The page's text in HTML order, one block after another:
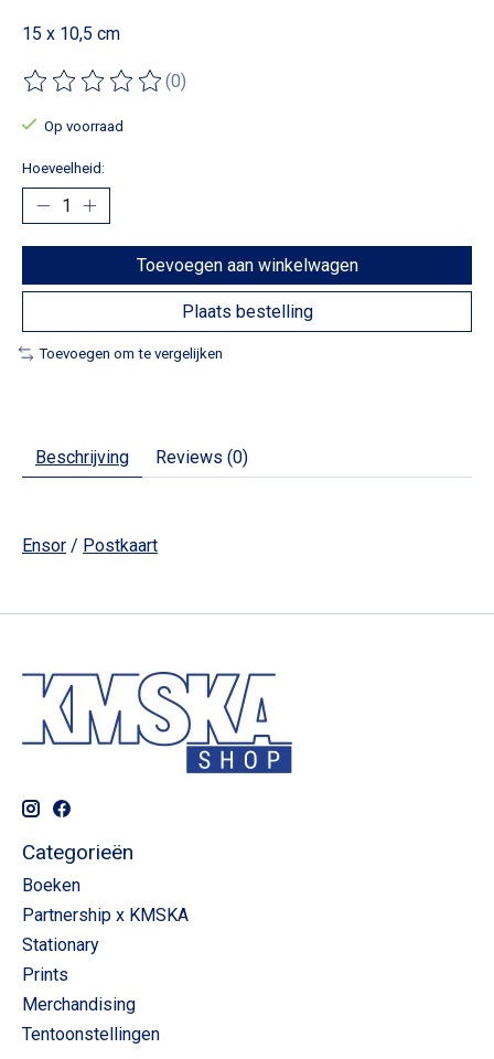
15 x 10,5 cm
De beoordeling van dit product is
(0)
Op voorraad
Hoeveelheid:
Toevoegen aan winkelwagen
Plaats bestelling
Toevoegen om te vergelijken
Beschrijving Reviews (0)
Ensor / Postkaart
Categorieën
Boeken
Partnership x KMSKA
Stationary
Prints
Merchandising
Tentoonstellingen